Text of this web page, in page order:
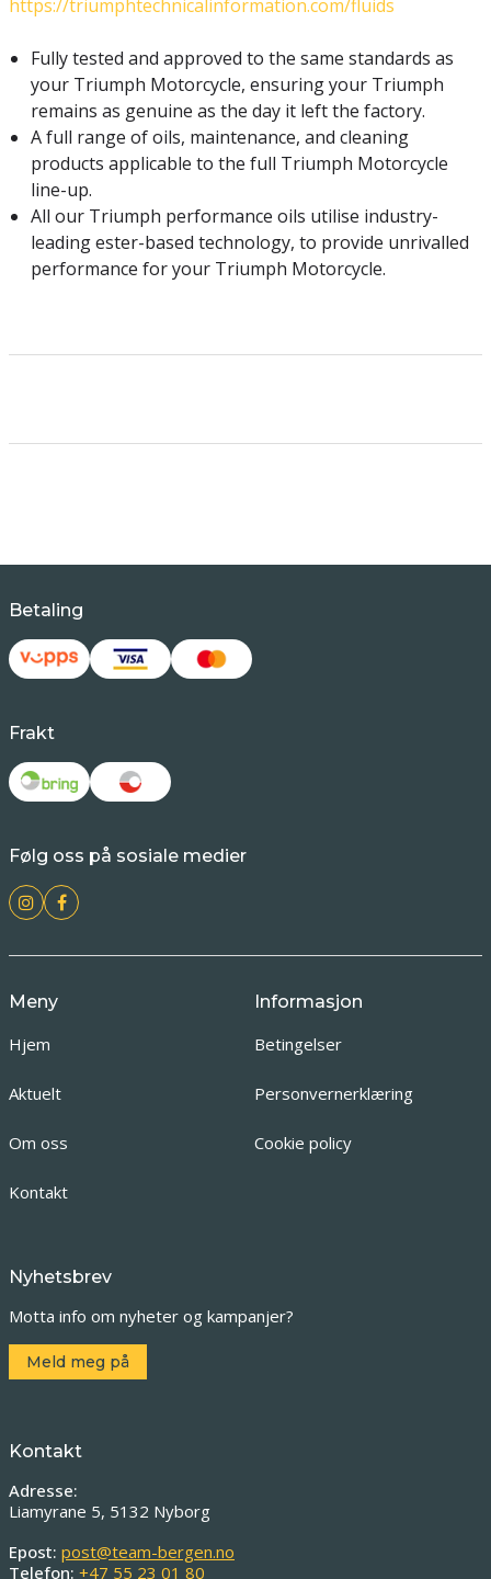
https://triumphtechnicalinformation.com/fluids
Fully tested and approved to the same standards as
your Triumph Motorcycle, ensuring your Triumph
remains as genuine as the day it left the factory.
A full range of oils, maintenance, and cleaning
products applicable to the full Triumph Motorcycle
line-up.
All our Triumph performance oils utilise industry-
leading ester-based technology, to provide unrivalled
performance for your Triumph Motorcycle.
Betaling
Frakt
Følg oss på sosiale medier
Meny
Hjem
Aktuelt
Om oss
Kontakt
Informasjon
Betingelser
Personvernerklæring
Cookie policy
Nyhetsbrev
Motta info om nyheter og kampanjer?
Meld meg på
Kontakt
Adresse:
Liamyrane 5, 5132 Nyborg
Epost: post@team-bergen.no
Telefon: +47 55 23 01 80